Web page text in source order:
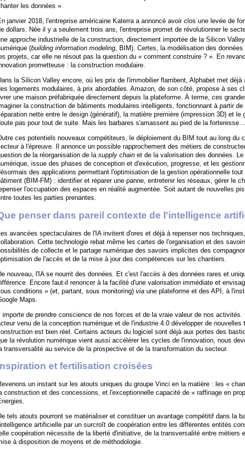
les données ».
janvier 2018, l'entreprise américaine Katerra a annoncé avoir clos une levée de
dollars. Née il y a seulement trois ans, l'entreprise promet de révolutionner le
approche industrielle de la construction, directement importée de la Silicon Valley
(building information modeling, BIM). Certes, la modélisation des
projets, car elle ne résout pas la question du « comment construire ? ». En
prometteuse : la construction modulaire.
la Silicon Valley encore, où les prix de l'immobilier flambent, Alphabet met
logements modulaires, à prix abordables. Amazon, de son côté, propose à ses
une maison préfabriquée directement depuis la plateforme. À terme, ces
la construction de bâtiments modulaires intelligents, fonctionnant à partir
nette entre le design (génératif), la matière première (impression 3D) et le
pas pour tout de suite. Mais les barbares s'amassent au pied de la forteresse…
ces potentiels nouveaux compétiteurs, le déploiement du BIM tout au long du
à l'épreuve. Il annonce un possible rapprochement des métiers de
de la réorganisation de la supply chain et de la valorisation des données.
issue des phases de conception et d'exécution, progresse, et les
des applications permettant l'optimisation de la gestion opérationnelle
(BIM-FM) : identifier et réparer une panne, entretenir les réseaux, gérer le
l'occupation des espaces en réalité augmentée. Soit autant de nouvelles
toutes les parties prenantes.
penser dans pareil contexte de l'intelligence
Les avancées spectaculaires de l'IA invitent d'ores et déjà à repenser nos
Cette technologie rebat même les cartes de l'organisation et des
de collecte et le partage numérique des savoirs implicites des
de l'accès et de la mise à jour des compétences sur les chantiers.
nouveau, l'IA se nourrit des données. Et c'est l'accès à des données rares et
Encore faut-il renoncer à la facilité d'une valorisation immédiate et
conditions » (et, partant, sous monitoring) via une plateforme et des API, à
Maps.
importe de prendre conscience de nos forces et de la vraie valeur de nos activités.
venu de la conception numérique et de l'industrie 4.0 développer de nouvelles
est bien réel. Certains acteurs du logiciel sont déjà aux portes des
la révolution numérique vient aussi accélérer les cycles de l'innovation, nous
transversalité au service de la prospective et de la transformation du secteur.
et fertilisation croisées
un instant sur les atouts uniques du groupe Vinci en la matière : les «
construction et des concessions, et l'exceptionnelle capacité de « raffinage en
tels atouts pourront se matérialiser et constituer un avantage compétitif dans la
artificielle par un surcroît de coopération entre les différentes entités
coopération nécessite de la liberté d'initiative, de la transversalité entre métiers
à disposition de moyens et de méthodologie.